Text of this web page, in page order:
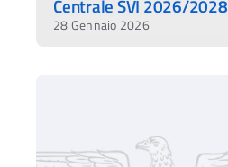
Centrale SVI 2026/2028
28 Gennaio 2026